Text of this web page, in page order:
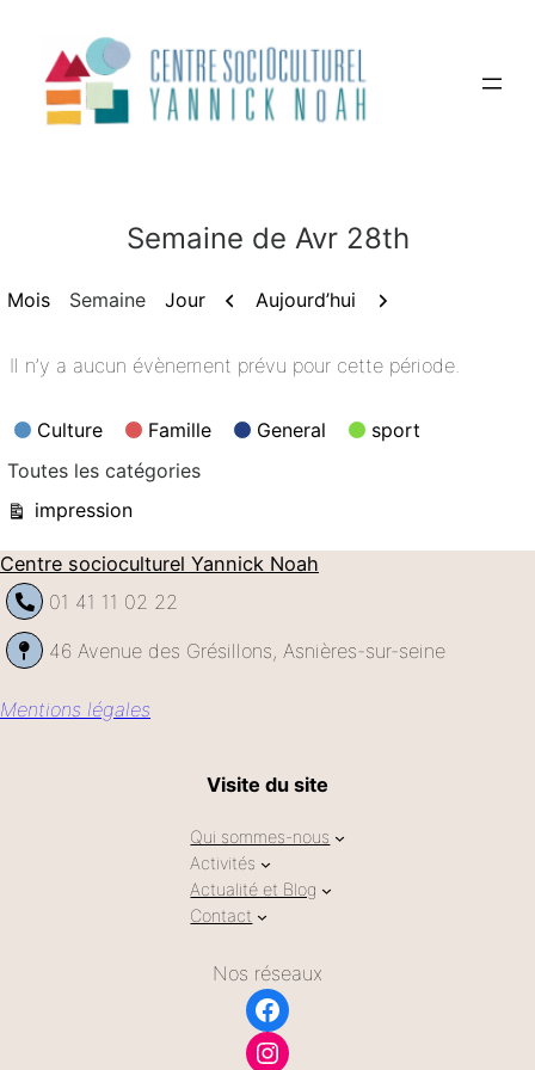
contenu
Semaine de Avr 28th
Mois Semaine Jour Précédent
Aujourd’hui Suivant
Il n’y a aucun évènement prévu pour cette période.
Catégories
Culture Famille General
sport
Toutes les catégories
Vue
impression
Centre socioculturel Yannick Noah
01 41 11 02 22
46 Avenue des Grésillons, Asnières-sur-seine
Mentions légales
Visite du site
Qui sommes-nous
Activités
Actualité et Blog
Contact
Nos réseaux
Facebook
Instagram